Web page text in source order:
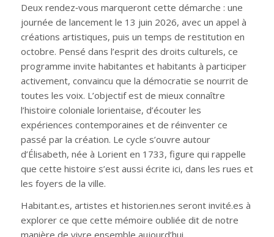
Deux rendez‑vous marqueront cette démarche : une
journée de lancement le 13 juin 2026, avec un appel à
créations artistiques, puis un temps de restitution en
octobre. Pensé dans l’esprit des droits culturels, ce
programme invite habitantes et habitants à participer
activement, convaincu que la démocratie se nourrit de
toutes les voix. L’objectif est de mieux connaître
l’histoire coloniale lorientaise, d’écouter les
expériences contemporaines et de réinventer ce
passé par la création. Le cycle s’ouvre autour
d’Élisabeth, née à Lorient en 1733, figure qui rappelle
que cette histoire s’est aussi écrite ici, dans les rues et
les foyers de la ville.
Habitant.es, artistes et historien.nes seront invité.es à
explorer ce que cette mémoire oubliée dit de notre